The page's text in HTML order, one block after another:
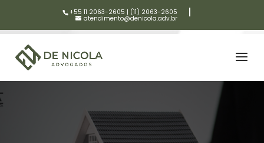
+55 11 2063-2605 | (11) 2063-2605
atendimento@denicola.adv.br